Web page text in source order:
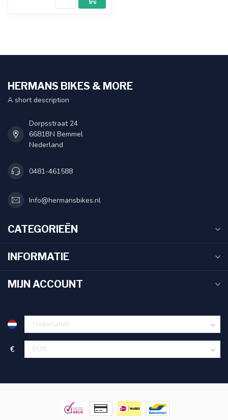
HERMANS BIKES & MORE
A short description
Dorpsstraat 24
6681BN Bemmel
Nederland
0481-461588
Info@hermansbikes.nl
CATEGORIEËN
INFORMATIE
MIJN ACCOUNT
€